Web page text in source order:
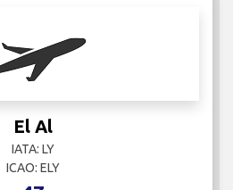
El Al
IATA: LY
ICAO: ELY